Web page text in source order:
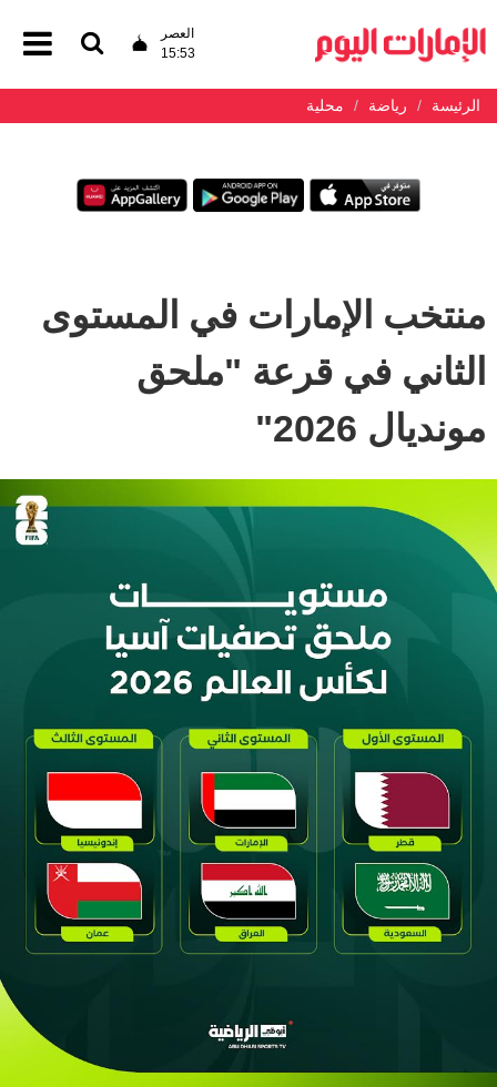
العصر
15:53
الرئيسة رياضة محلية
منتخب الإمارات في المستوى
الثاني في قرعة "ملحق
مونديال 2026"